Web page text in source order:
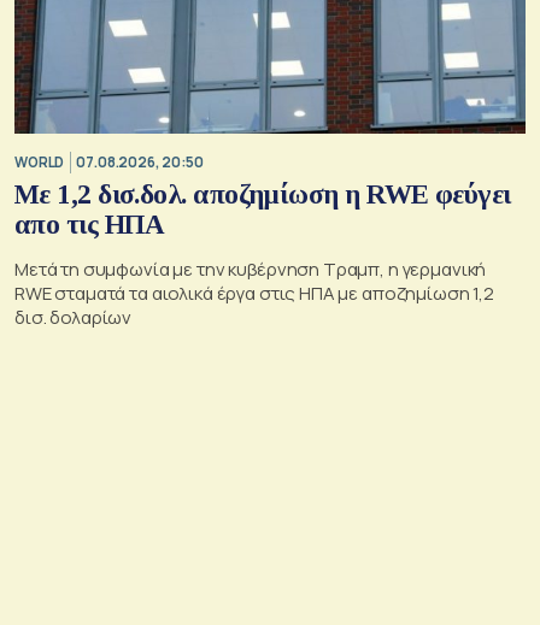
WORLD 07.08.2026, 20:50
Με 1,2 δισ.δολ. αποζημίωση η RWE φεύγει
απο τις ΗΠΑ
Μετά τη συμφωνία με την κυβέρνηση Τραμπ, η γερμανική
RWE σταματά τα αιολικά έργα στις ΗΠΑ με αποζημίωση 1,2
δισ. δολαρίων